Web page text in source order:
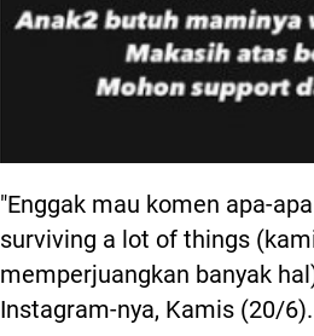
"Enggak mau komen apa-
surviving a lot of things
memperjuangkan banyak
Instagram-nya, Kamis (20/6).